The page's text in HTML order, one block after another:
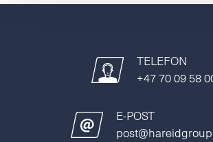
TELEFON
+47 70 09 58
E-POST